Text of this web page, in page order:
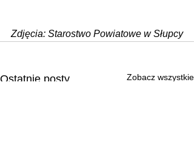
Zdjęcia: Starostwo Powiatowe w Słupcy
Ostatnie posty Zobacz wszystkie